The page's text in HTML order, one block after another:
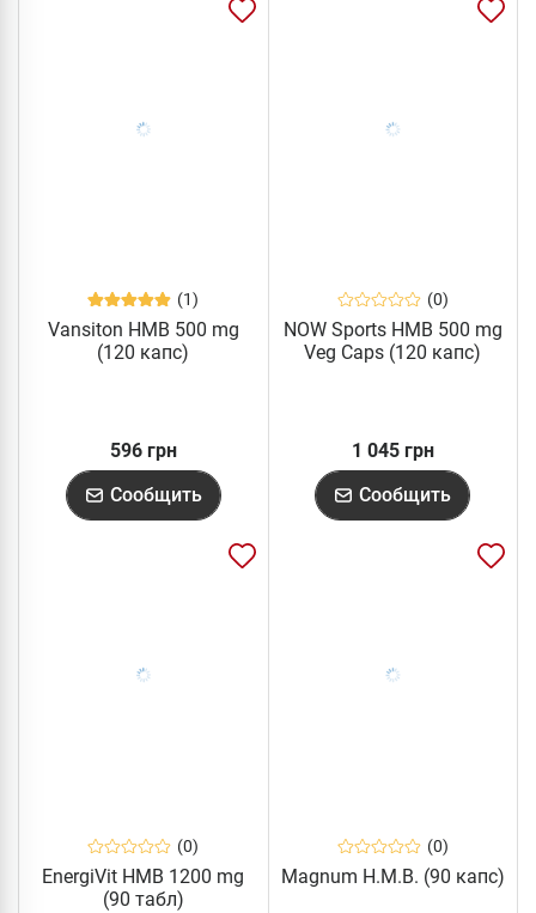
(1)
Vansiton HMB 500 mg
(120 капс)
596 грн
Сообщить
(0)
NOW Sports HMB 500 mg
Veg Caps (120 капс)
1 045 грн
Сообщить
(0)
EnergiVit HMB 1200 mg
(90 табл)
(0)
Magnum H.M.B. (90 капс)